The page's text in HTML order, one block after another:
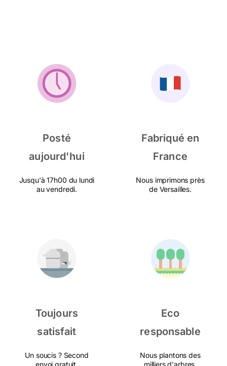
Posté
aujourd'hui
Jusqu'à 17h00 du lundi
au vendredi.
Fabriqué en
France
Nous imprimons près
de Versailles.
Toujours
satisfait
Un soucis ? Second
envoi gratuit.
Eco
responsable
Nous plantons des
milliers d'arbres.